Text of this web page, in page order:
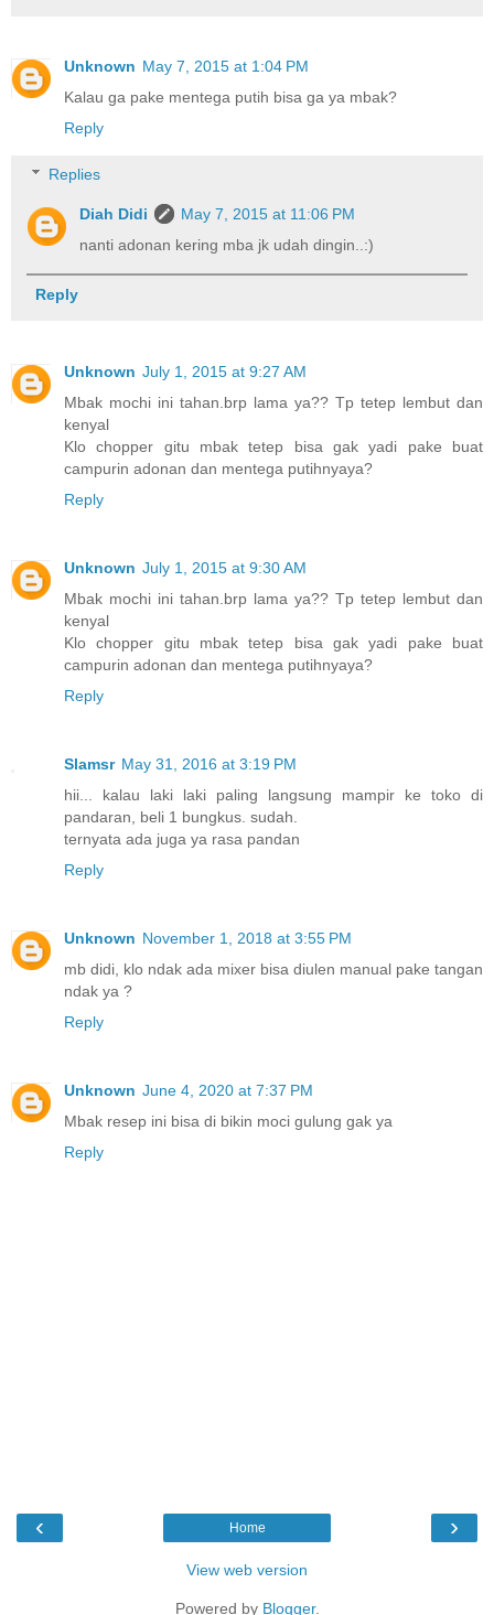
Unknown May 7, 2015 at 1:04 PM
Kalau ga pake mentega putih bisa ga ya mbak?
Reply
Replies
Diah Didi
May 7, 2015 at 11:06 PM
nanti adonan kering mba jk udah dingin..:)
Reply
Unknown July 1, 2015 at 9:27 AM
Mbak mochi ini tahan.brp lama ya?? Tp tetep lembut dan
kenyal
Klo chopper gitu mbak tetep bisa gak yadi pake buat
campurin adonan dan mentega putihnyaya?
Reply
Unknown July 1, 2015 at 9:30 AM
Mbak mochi ini tahan.brp lama ya?? Tp tetep lembut dan
kenyal
Klo chopper gitu mbak tetep bisa gak yadi pake buat
campurin adonan dan mentega putihnyaya?
Reply
Slamsr May 31, 2016 at 3:19 PM
hii... kalau laki laki paling langsung mampir ke toko di
pandaran, beli 1 bungkus. sudah.
ternyata ada juga ya rasa pandan
Reply
Unknown November 1, 2018 at 3:55 PM
mb didi, klo ndak ada mixer bisa diulen manual pake tangan
ndak ya ?
Reply
Unknown June 4, 2020 at 7:37 PM
Mbak resep ini bisa di bikin moci gulung gak ya
Reply
‹ ›
Home
View web version
Powered by Blogger.